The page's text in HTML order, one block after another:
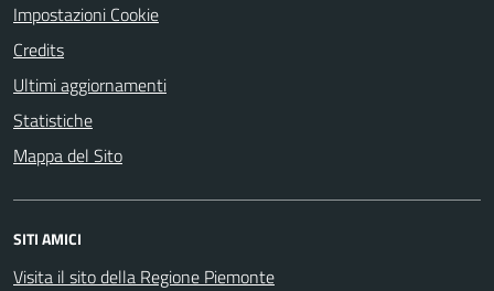
Impostazioni Cookie
Credits
Ultimi aggiornamenti
Statistiche
Mappa del Sito
SITI AMICI
Visita il sito della Regione Piemonte